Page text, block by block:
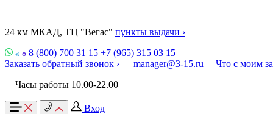
24 км МКАД, ТЦ "Вегас" пункты выдачи ›
8 (800) 700 31 15 +7 (965) 315 03 15
Заказать обратный звонок ›
manager@3-15.ru
Что с моим
Часы работы 10.00-22.00
Вход